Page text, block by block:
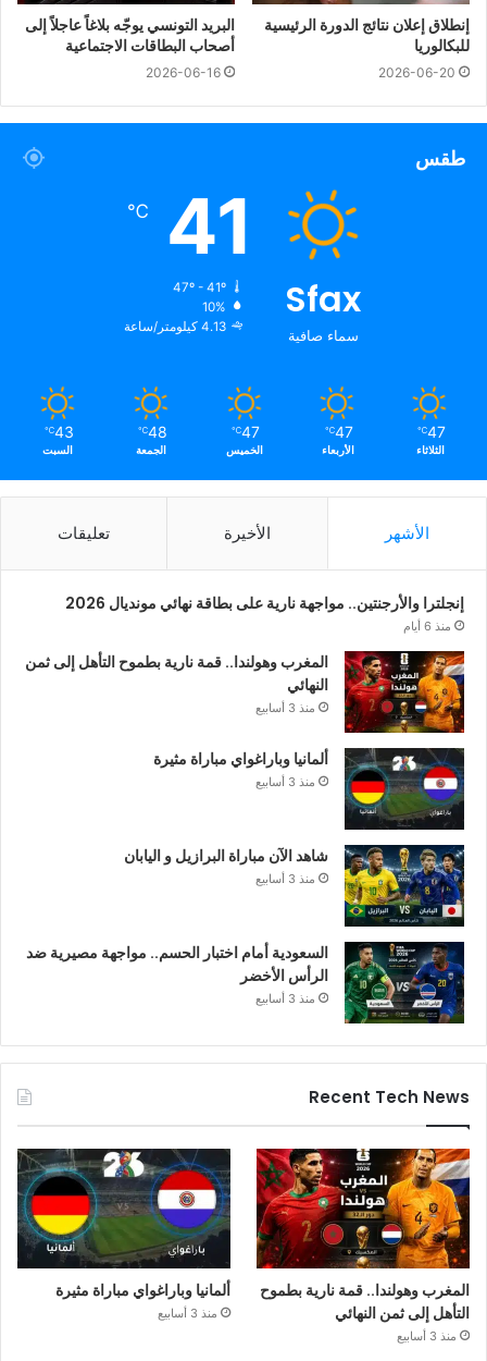
إنطلاق إعلان نتائج الدورة الرئيسية
للبكالوريا
2026-06-20
البريد التونسي يوجّه بلاغاً عاجلاً إلى
أصحاب البطاقات الاجتماعية
2026-06-16
طقس
Sfax
سماء صافية
41
℃
47º - 41º
10%
4.13 كيلومتر/ساعة
47
℃
الثلاثاء
47
℃
الأربعاء
47
℃
الخميس
48
℃
الجمعة
43
℃
السبت
الأشهر الأخيرة تعليقات
إنجلترا والأرجنتين.. مواجهة نارية على بطاقة نهائي مونديال 2026
منذ 6 أيام
المغرب وهولندا.. قمة نارية بطموح التأهل إلى ثمن
النهائي
منذ 3 أسابيع
ألمانيا وباراغواي مباراة مثيرة
منذ 3 أسابيع
شاهد الآن مباراة البرازيل و اليابان
منذ 3 أسابيع
السعودية أمام اختبار الحسم.. مواجهة مصيرية ضد
الرأس الأخضر
منذ 3 أسابيع
Recent Tech News
المغرب وهولندا.. قمة نارية بطموح
التأهل إلى ثمن النهائي
منذ 3 أسابيع
ألمانيا وباراغواي مباراة مثيرة
منذ 3 أسابيع